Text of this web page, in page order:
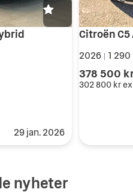
29 jan. 2026
2026 1
378 500
302 800 kr
nyheter